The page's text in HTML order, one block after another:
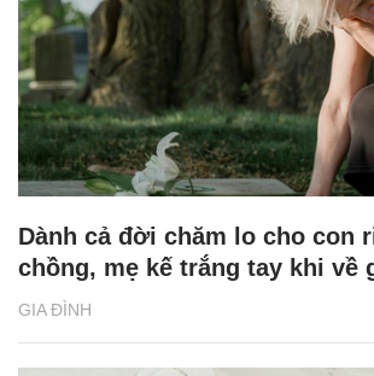
GIA ĐÌNH
Dành cả đời chăm lo cho con
chồng, mẹ kế trắng tay khi về